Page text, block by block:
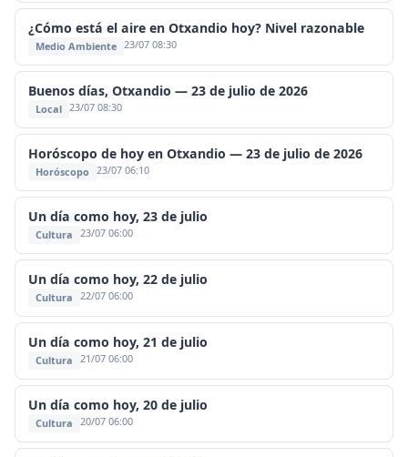
¿Cómo está el aire en Otxandio hoy? Nivel razonable
Medio Ambiente 23/07 08:30
Buenos días, Otxandio — 23 de julio de 2026
Local 23/07 08:30
Horóscopo de hoy en Otxandio — 23 de julio de 2026
Horóscopo 23/07 06:10
Un día como hoy, 23 de julio
Cultura 23/07 06:00
Un día como hoy, 22 de julio
Cultura 22/07 06:00
Un día como hoy, 21 de julio
Cultura 21/07 06:00
Un día como hoy, 20 de julio
Cultura 20/07 06:00